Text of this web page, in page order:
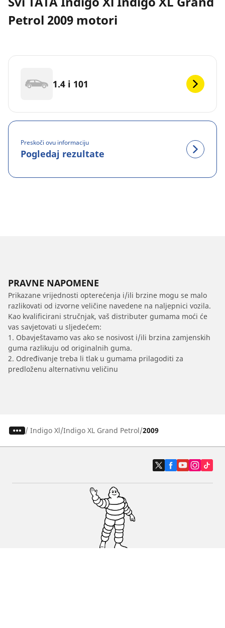
Petrol 2009 motori
1.4 i 101
Preskoči ovu informaciju
Pogledaj rezultate
PRAVNE NAPOMENE
Prikazane vrijednosti opterećenja i/ili brzine mogu se malo
razlikovati od izvorne veličine navedene na naljepnici vozila.
Kao kvalificirani stručnjak, vaš distributer gumama moći će
vas savjetovati u sljedećem:
1. Obavještavamo vas ako se nosivost i/ili brzina zamjenskih
guma razlikuju od originalnih guma.
2. Određivanje treba li tlak u gumama prilagoditi za
predloženu alternativnu veličinu
/ Indigo Xl Indigo XL Grand Petrol 2009